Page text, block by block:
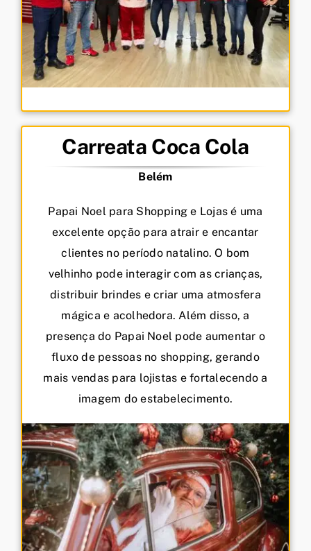
Carreata Coca Cola
Belém
Papai Noel para Shopping e Lojas é uma
excelente opção para atrair e encantar
clientes no período natalino. O bom
velhinho pode interagir com as crianças,
distribuir brindes e criar uma atmosfera
mágica e acolhedora. Além disso, a
presença do Papai Noel pode aumentar o
fluxo de pessoas no shopping, gerando
mais vendas para lojistas e fortalecendo a
imagem do estabelecimento.